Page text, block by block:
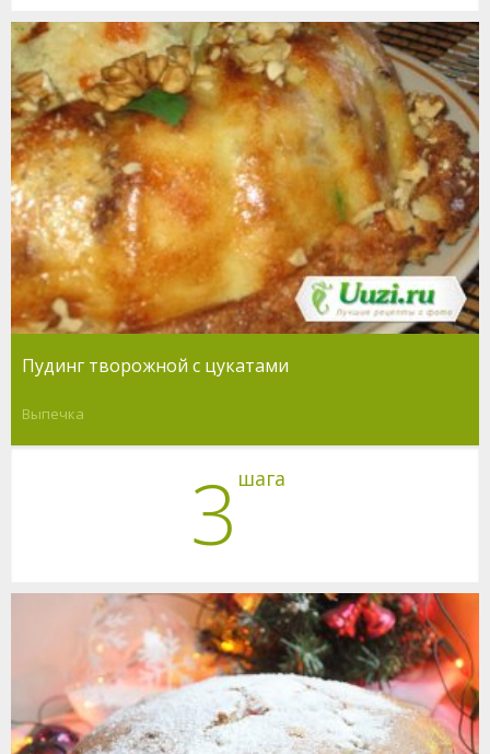
Пудинг творожной с цукатами
Выпечка
3 шага